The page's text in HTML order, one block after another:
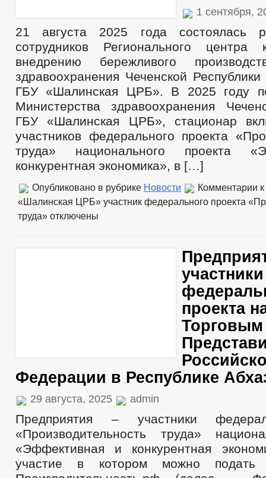
1 сентября,
21 августа 2025 года состоялась
сотрудников Регионального центра
внедрению бережливого
здравоохранения Чеченской
ГБУ «Шалинская ЦРБ». В 2025 году
Министерства здравоохранения
ГБУ «Шалинская ЦРБ», стационар
участников федерального проекта
труда» национального проекта
конкурентная экономика», в […]
Опубликовано в рубрике Новости Комментарии
«Шалинская ЦРБ» участник федерального проекта
труда» отключены
участники
проекта
Торговым
Федерации в Республике
29 августа, 2025 admin
Предприятия – участники
«Производительность труда»
«Эффективная и конкурентная
участие в котором можно подать